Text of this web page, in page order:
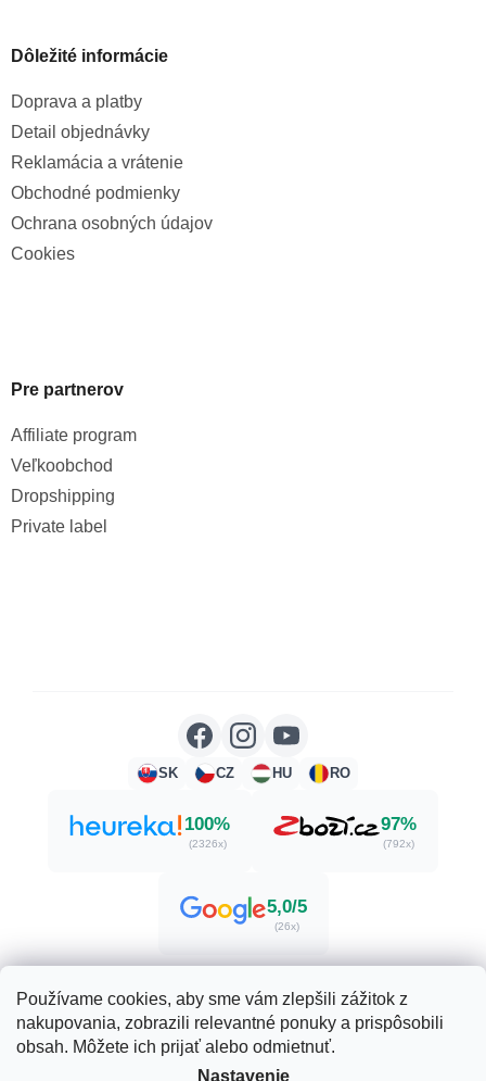
Používame cookies, aby sme vám zlepšili zážitok z
nakupovania, zobrazili relevantné ponuky a prispôsobili
obsah. Môžete ich prijať alebo odmietnuť.
Nastavenie
Dôležité informácie
Doprava a platby
Detail objednávky
Reklamácia a vrátenie
Obchodné podmienky
Ochrana osobných údajov
Cookies
Pre partnerov
Affiliate program
Veľkoobchod
Dropshipping
Private label
SK CZ HU RO
100%
(2326x)
97%
(792x)
5,0/5
(26x)
Vytvoril Shoptet